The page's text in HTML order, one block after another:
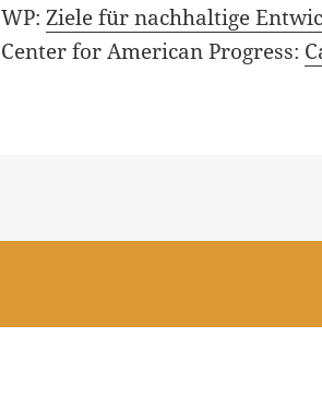
WP:Ziele für nachhaltige
Center for American Progress: